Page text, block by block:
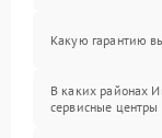
Какую гарантию
В каких районах
сервисные центры